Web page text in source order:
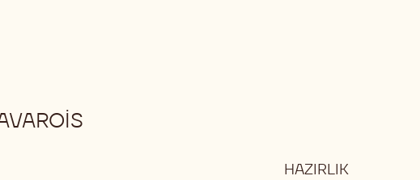
HAZIRLIK: